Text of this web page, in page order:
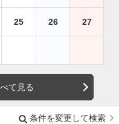
25 26 27
て見る
条件を変更して検索